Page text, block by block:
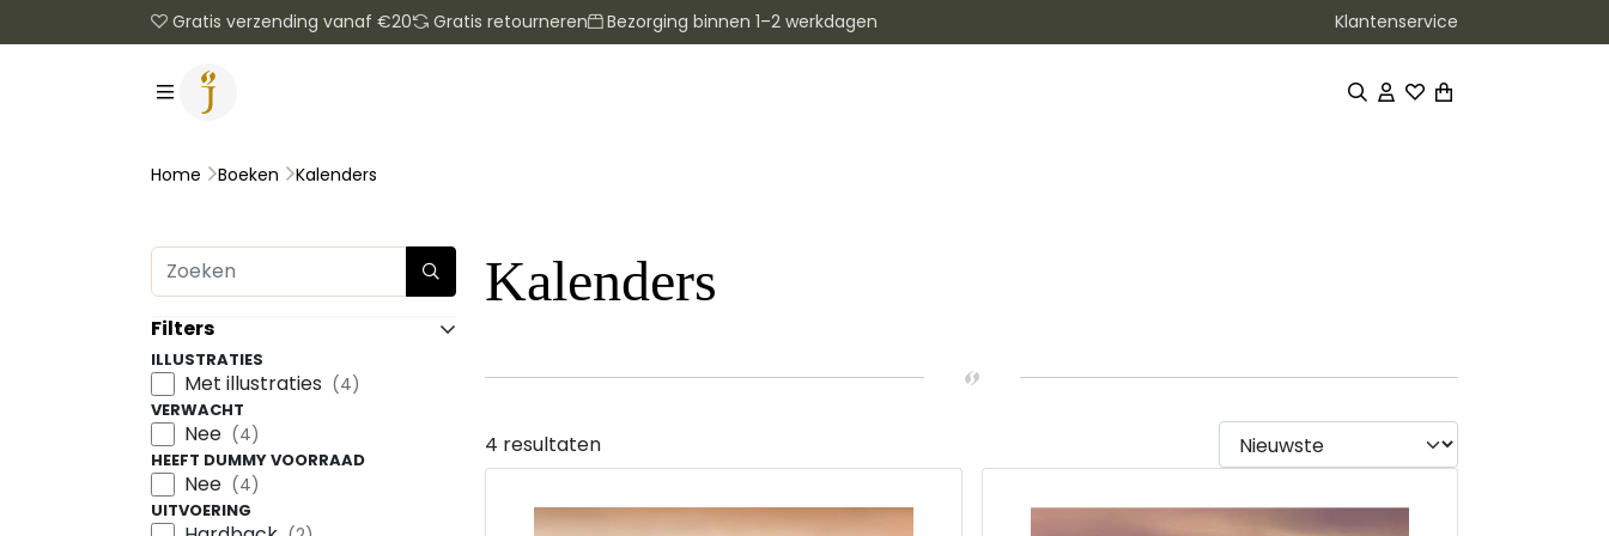
Gratis verzending vanaf €20 Gratis retourneren Bezorging binnen 1–2 werkdagen Klantenservice
Home Boeken Kalenders
Filters
ILLUSTRATIES
Met illustraties (4)
VERWACHT
Nee (4)
HEEFT DUMMY VOORRAAD
Nee (4)
UITVOERING
Kalenders
4 resultaten